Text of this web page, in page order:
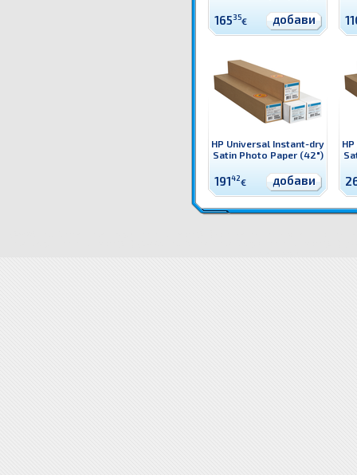
16535€ добави
HP Universal Instant-dry
Satin Photo Paper (42")
19142€ добави